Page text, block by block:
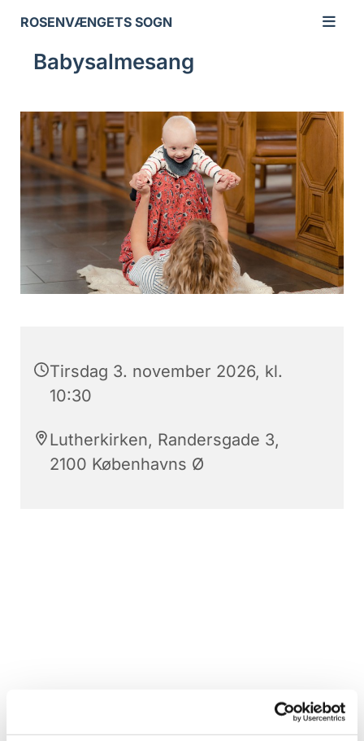
ROSENVÆNGETS SOGN
Babysalmesang
Tirsdag 3. november 2026, kl.
10:30
Lutherkirken, Randersgade 3,
2100 Københavns Ø